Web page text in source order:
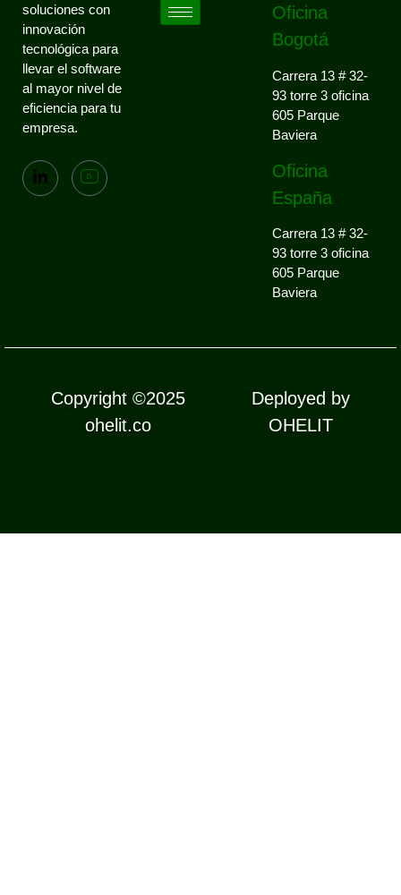
soluciones con
innovación
tecnológica para
llevar el software
al mayor nivel de
eficiencia para tu
empresa.
Oficina
Bogotá
Carrera 13 # 32-
93 torre 3 oficina
605 Parque
Baviera
Oficina
España
Carrera 13 # 32-
93 torre 3 oficina
605 Parque
Baviera
Copyright ©2025
ohelit.co
Deployed by
OHELIT